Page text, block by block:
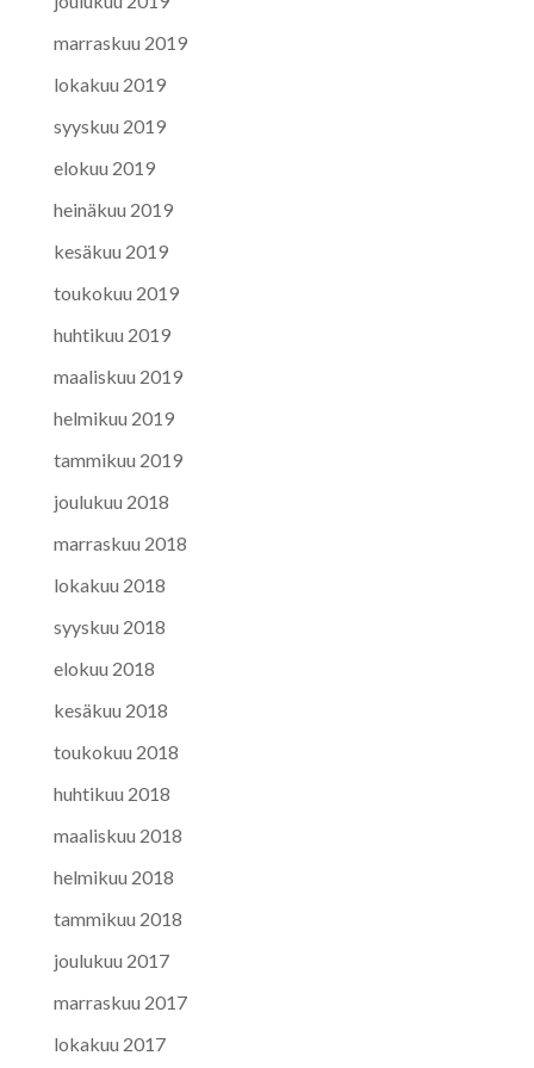
marraskuu 2019
lokakuu 2019
syyskuu 2019
elokuu 2019
heinäkuu 2019
kesäkuu 2019
toukokuu 2019
huhtikuu 2019
maaliskuu 2019
helmikuu 2019
tammikuu 2019
joulukuu 2018
marraskuu 2018
lokakuu 2018
syyskuu 2018
elokuu 2018
kesäkuu 2018
toukokuu 2018
huhtikuu 2018
maaliskuu 2018
helmikuu 2018
tammikuu 2018
joulukuu 2017
marraskuu 2017
lokakuu 2017